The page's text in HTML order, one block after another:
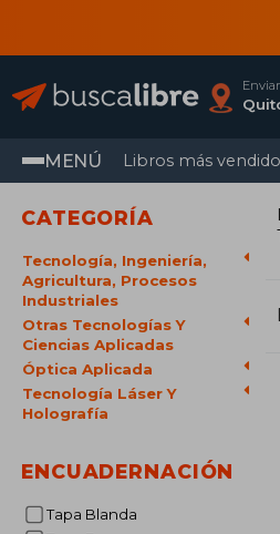
MENÚ Libros más
CATEGORÍA
Tecnología, Ingeniería,
Agricultura, Procesos
Industriales
Otras Tecnologías Y
Ciencias Aplicadas
Óptica Aplicada
Tecnología Láser Y
Holografía
ENCUADERNACIÓN
Tapa Blanda